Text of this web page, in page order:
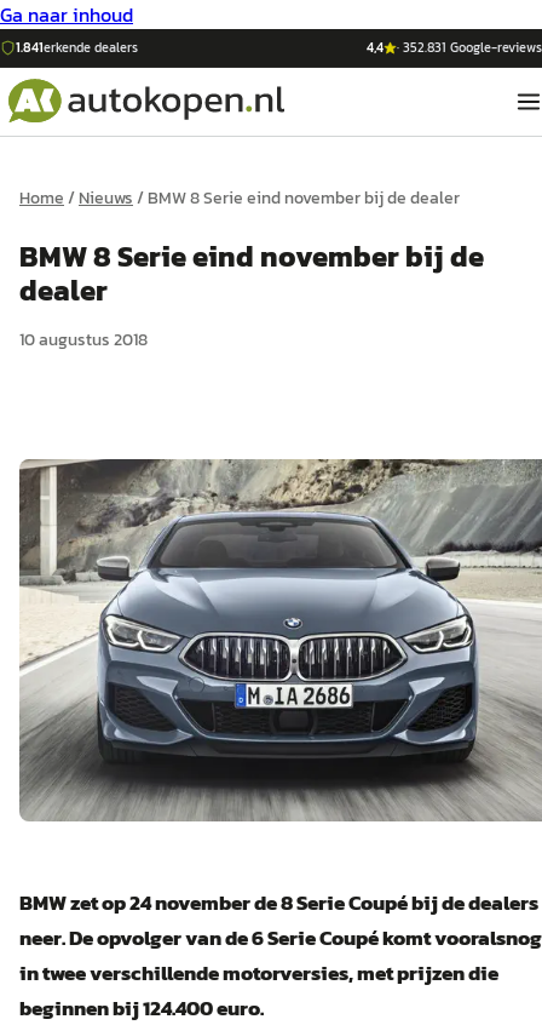
Ga naar inhoud
1.841erkende dealers 4,4 ·352.831 Google-reviews
Home/Nieuws/BMW 8 Serie eind november bij de dealer
BMW 8 Serie eind november bij de
dealer
10 augustus 2018
BMW zet op 24 november de 8 Serie Coupé bij de dealers
neer. De opvolger van de 6 Serie Coupé komt vooralsnog
in twee verschillende motorversies, met prijzen die
beginnen bij 124.400 euro.